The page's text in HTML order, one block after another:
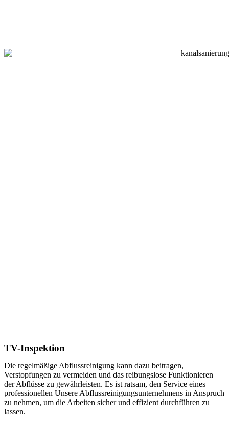
TV-Inspektion
Die regelmäßige Abflussreinigung kann dazu beitragen,
Verstopfungen zu vermeiden und das reibungslose Funktionieren
der Abflüsse zu gewährleisten. Es ist ratsam, den Service eines
professionellen Unsere Abflussreinigungsunternehmens in Anspruch
zu nehmen, um die Arbeiten sicher und effizient durchführen zu
lassen.